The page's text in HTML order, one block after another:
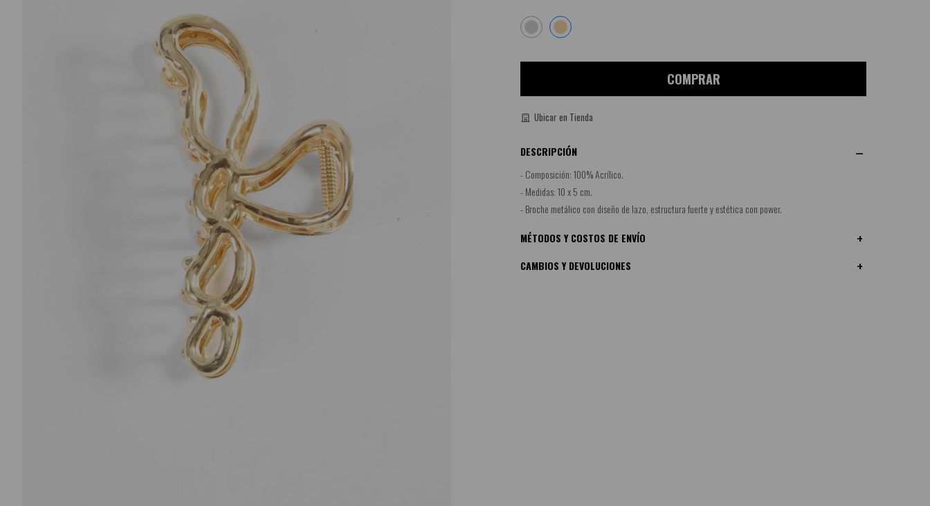
COMPRAR
Ubicar en Tienda
DESCRIPCIÓN
- Composición: 100% Acrílico.
- Medidas: 10 x 5 cm.
- Broche metálico con diseño de lazo, estructura fuerte y estética con power.
MÉTODOS Y COSTOS DE ENVÍO
CAMBIOS Y DEVOLUCIONES